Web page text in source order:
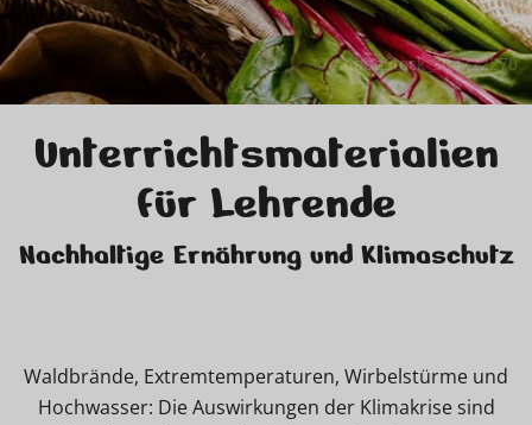
© AdobeStock_308722270
Unterrichtsmaterialien
für Lehrende
Nachhaltige Ernährung und Klimaschutz
Waldbrände, Extremtemperaturen, Wirbelstürme und
Hochwasser: Die Auswirkungen der Klimakrise sind